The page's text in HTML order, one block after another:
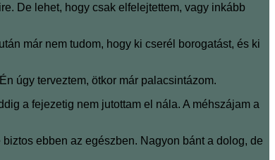
De lehet, hogy csak elfelejtettem, vagy inkább
már nem tudom, hogy ki cserél borogatást, és ki
úgy terveztem, ötkor már palacsintázom.
a fejezetig nem jutottam el nála. A méhszájam a
ebben az egészben. Nagyon bánt a dolog, de